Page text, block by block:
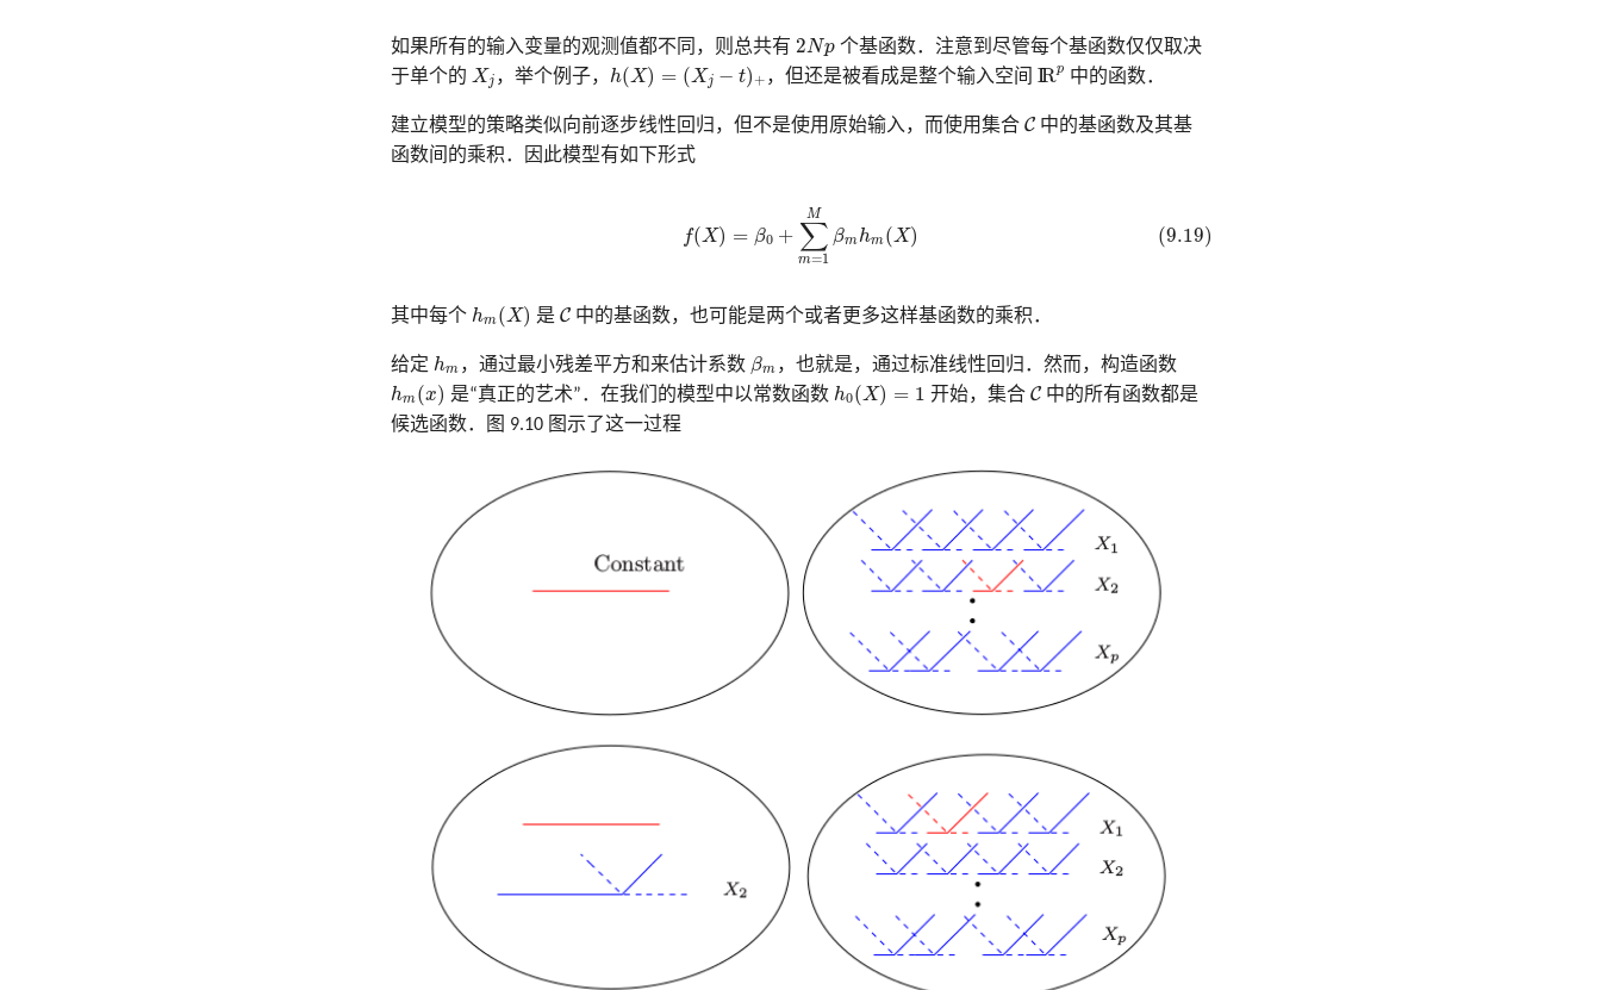
如果所有的输入变量的观测值都不同，则总共有 2Np
2 Np
个基函数．注意到尽管每个基函数仅仅取决
于单个的 Xj
Xj
，举个例子， h(X) = (Xj − t)+
h (X)= t )+
，但还是被看成是整个输入空间IRp
IRp
中的函数．
建立模型的策略类似向前逐步线性回归，但不是使用原始输入，而使用集合 C
C
中的基函数及其基
函数间的乘积．因此模型有如下形式
f(X) = β0 +
M
∑
m=1
βmhm(X) (9.19)
m=
其中每个 hm(X)
h ( X)
是C
C
中的基函数，也可能是两个或者更多这样基函数的乘积．
给定 hm
h
，通过最小残差平方和来估计系数 βm
βm
，也就是，通过标准线性回归．然而，构造函数
hm(x)
h (
是“真正的艺术”．在我们的模型中以常数函数 h0(X) = 1
h (X)=
开始，集合 C
C
中的所有函数都是
候选函数．图 9.10 图示了这一过程